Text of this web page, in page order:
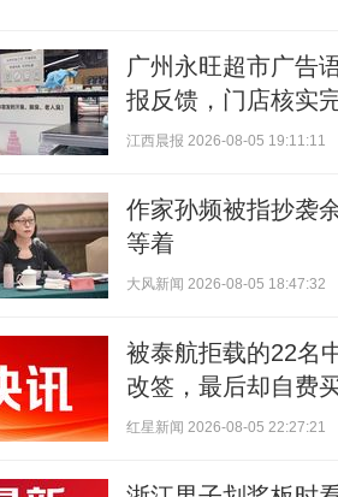
广州永旺超市广告
报反馈，门店核实
江西晨报 2026-08-05 19:11:11
作家孙频被指抄袭
等着
大风新闻 2026-08-05 18:47:32
被泰航拒载的22名
改签，最后却自费
红星新闻 2026-08-05 22:27:21